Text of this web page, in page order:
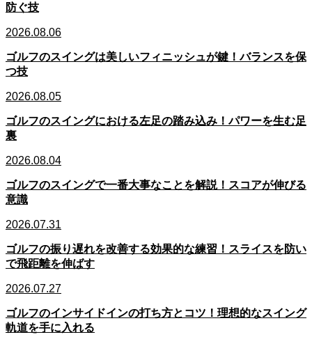
防ぐ技
2026.08.06
ゴルフのスイングは美しいフィニッシュが鍵！バランスを保
つ技
2026.08.05
ゴルフのスイングにおける左足の踏み込み！パワーを生む足
裏
2026.08.04
ゴルフのスイングで一番大事なことを解説！スコアが伸びる
意識
2026.07.31
ゴルフの振り遅れを改善する効果的な練習！スライスを防い
で飛距離を伸ばす
2026.07.27
ゴルフのインサイドインの打ち方とコツ！理想的なスイング
軌道を手に入れる